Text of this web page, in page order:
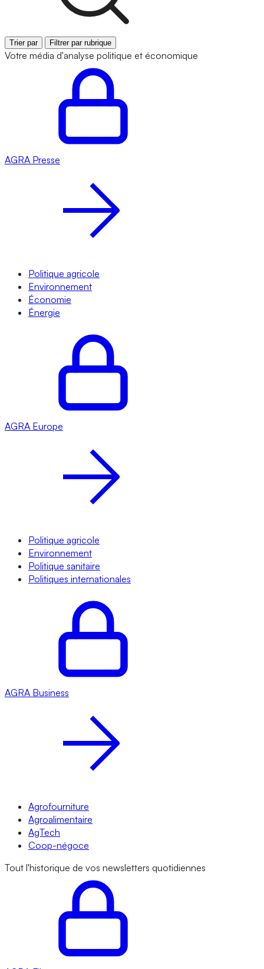
Trier par Filtrer par rubrique
Votre média d'analyse politique et économique
AGRA Presse
Politique agricole
Environnement
Économie
Énergie
AGRA Europe
Politique agricole
Environnement
Politique sanitaire
Politiques internationales
AGRA Business
Agrofourniture
Agroalimentaire
AgTech
Coop-négoce
Tout l'historique de vos newsletters quotidiennes